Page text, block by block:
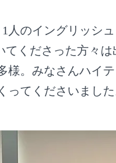
人のイングリッシ
てくださった方々
様。みなさんハイ
てくださいました